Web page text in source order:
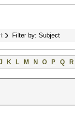
Filter by: Subject
K L M N O P Q
R